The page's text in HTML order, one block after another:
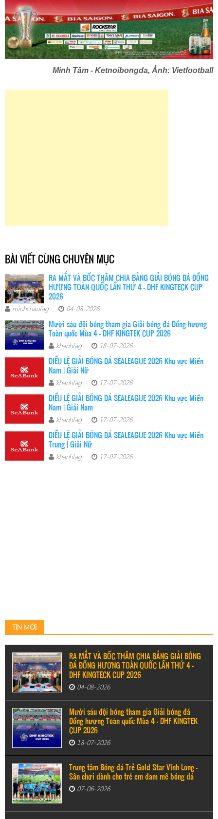
Minh Tâm - Ketnoibongda, Ảnh: Vietfootball
BÀI VIẾT CÙNG CHUYÊN MỤC
RA MẮT VÀ BỐC THĂM CHIA BẢNG GIẢI BÓNG ĐÁ ĐỒNG
HƯƠNG TOÀN QUỐC LẦN THỨ 4 – DHF KINGTECK CUP
2026
minhchaufag 04-08-2026
Mười sáu đội bóng tham gia Giải bóng đá Đồng hương
Toàn quốc Mùa 4 - DHF KINGTEK CUP 2026
khanhfag 18-07-2026
ĐIỀU LỆ GIẢI BÓNG ĐÁ SEALEAGUE 2026 Khu vực Miền
Nam | Giải Nữ
khanhfag 17-07-2026
ĐIỀU LỆ GIẢI BÓNG ĐÁ SEALEAGUE 2026 Khu vực Miền
Nam | Giải Nam
khanhfag 17-07-2026
ĐIỀU LỆ GIẢI BÓNG ĐÁ SEALEAGUE 2026 Khu vực Miền
Trung | Giải Nữ
khanhfag 17-07-2026
TIN MỚI
RA MẮT VÀ BỐC THĂM CHIA BẢNG GIẢI BÓNG
ĐÁ ĐỒNG HƯƠNG TOÀN QUỐC LẦN THỨ 4 –
DHF KINGTECK CUP 2026
04-08-2026
Mười sáu đội bóng tham gia Giải bóng đá
Đồng hương Toàn quốc Mùa 4 - DHF KINGTEK
CUP 2026
18-07-2026
Trung tâm Bóng đá Trẻ Gold Star Vĩnh Long -
Sân chơi dành cho trẻ em đam mê bóng đá
07-06-2026